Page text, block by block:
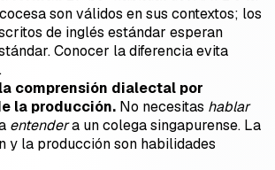
son válidos en sus contextos; los
de inglés estándar esperan
Conocer la diferencia evita
comprensión dialectal por
la producción. No necesitas hablar
entendera un colega singapurense. La
y la producción son habilidades